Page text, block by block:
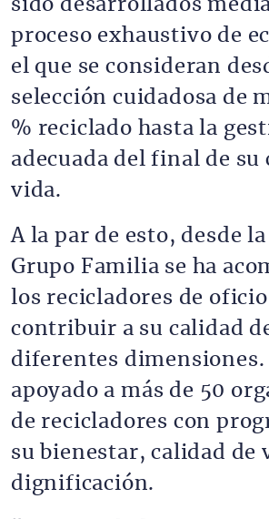
sido desarrollados
proceso exhaustivo de
el que se consideran
selección cuidadosa de
% reciclado hasta la
adecuada del final de su
vida.
A la par de esto, desde
Grupo Familia se ha
los recicladores de
contribuir a su calidad
diferentes dimensiones.
apoyado a más de 50
de recicladores con
su bienestar, calidad de
dignificación.